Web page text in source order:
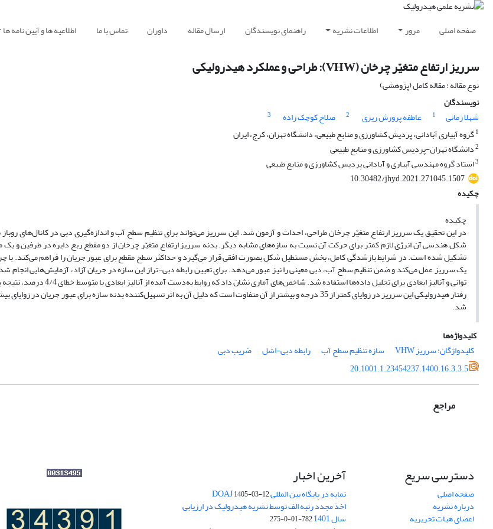
صفحه اصلی مرور اطلاعات نشریه راهنمای نویسندگان ارسال مقاله داوران تماس با ما اطلاعیه ها و آیین نامه ها
سرریز ارتفاع متغیّر چرخان (VHW): طراحی و عملکرد هیدرولیکی
نوع مقاله : مقاله کامل (پژوهشی)
نویسندگان
شهلا زمانی
1 عاطفه پرورش ریزی 2 صلاح کوچک زاده
3
1گروه آبیاری آبادانی، پردیش کشاورزی و منابع طبیعی، دانشگاه تهران، کرج، ایران
2دانشگاه تهران-پردیس کشاورزی و منابع طبیعی
3استاد گروه مهندسی آبیاری و آبادانی پردیس کشاورزی و منابع طبیعی
10.30482/jhyd.2021.271045.1507
چکیده
چکیده
در این تحقیق یک سرریز ارتفاع متغیّر چرخان طراحی، احداث و آزمون شد. این سرریز می‌تواند برای تنظیم سطح آب و اندازه‌گیری دبی در کانال‌های روباز
شکل هندسی آن انرژی لازم کمتر برای حرکت آن نسبت به سازه‌های مشابه دیگر. بدنه سرریز ارتفاع متغیّر چرخان از دو مقطع ربع دایره در طرفین
تشکیل شده است. در شرایط بازشدگی کامل، بخش مستطیل شکل بصورت افقی قرار می‌گیرد و حداکثر سطح مقطع برای عبور جریان را فراهم می‌کند. با
یک سرریز عمل می‌کند و ضمن تنظیم سطح آب، دبی معینی را نیز عبور می‌دهد. برای تعیین رابطه دبی-تراز این سازه در جریان آزاد، آزمایش‌هایی انجام
توانی و آنالیز ابعادی برای تحلیل داده‌ها استفاده شد.
شد.
کلیدواژه‌ها
کلیدواژگان: سرریز VHW
سازه تنظیم سطح آب رابطه دبی-اشل
ضریب دبی
20.1001.1.23454237.1400.16.3.3.5
مراجع
دسترسی سریع
صفحه اصلی
درباره نشریه
اعضای هیات تحریریه
آخرین اخبار
نمایه در پایگاه بین المللی DOAJ1405-03-12
اخذ مجدد رتبه الف توسط نشریه هیدرولیک در ارزیابی
سال 1401 782-01-0-275